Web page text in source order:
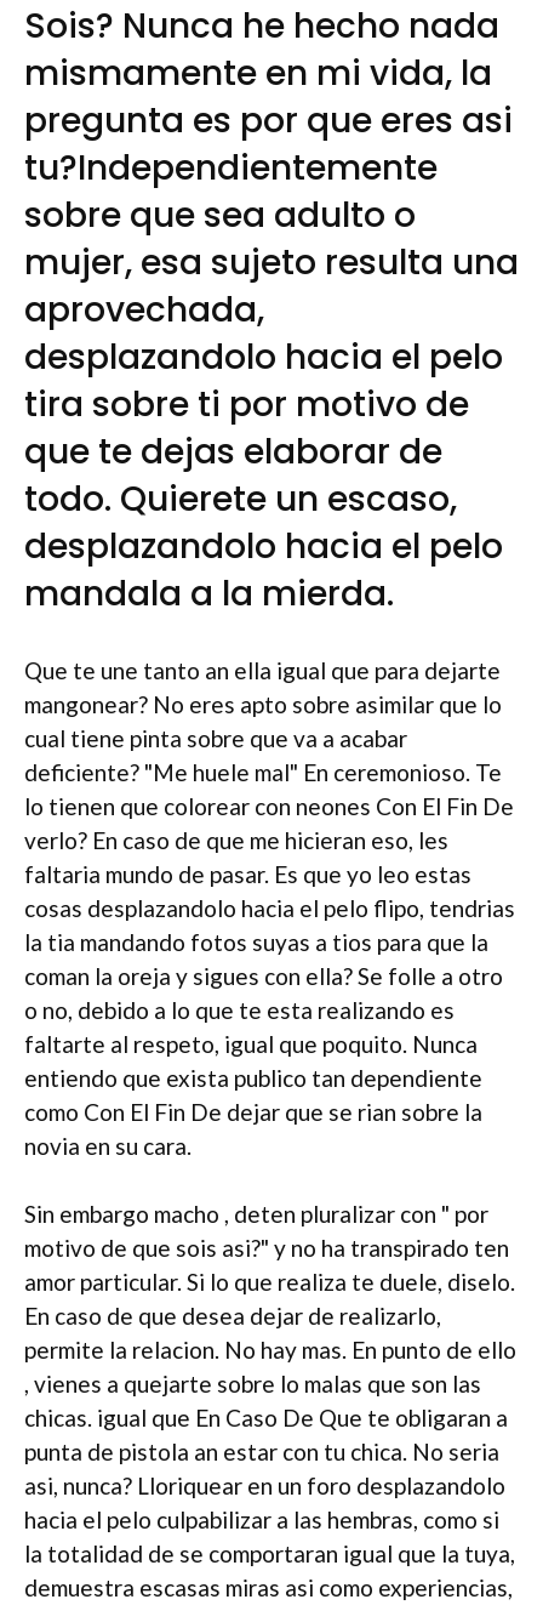
Sois? Nunca he hecho nada
mismamente en mi vida, la
pregunta es por que eres asi
tu?Independientemente
sobre que sea adulto o
mujer, esa sujeto resulta una
aprovechada,
desplazandolo hacia el pelo
tira sobre ti por motivo de
que te dejas elaborar de
todo. Quierete un escaso,
desplazandolo hacia el pelo
mandala a la mierda.
Que te une tanto an ella igual que para dejarte
mangonear? No eres apto sobre asimilar que lo
cual tiene pinta sobre que va a acabar
deficiente? "Me huele mal" En ceremonioso. Te
lo tienen que colorear con neones Con El Fin De
verlo? En caso de que me hicieran eso, les
faltaria mundo de pasar. Es que yo leo estas
cosas desplazandolo hacia el pelo flipo, tendri­as
la tia mandando fotos suyas a tios para que la
coman la oreja y sigues con ella? Se folle a otro
o no, debido a lo que te esta realizando es
faltarte al respeto, igual que poquito. Nunca
entiendo que exista publico tan dependiente
como Con El Fin De dejar que se rian sobre la
novia en su cara.
Sin embargo macho , deten pluralizar con " por
motivo de que sois asi?" y no ha transpirado ten
amor particular. Si lo que realiza te duele, diselo.
En caso de que desea dejar de realizarlo,
permite la relacion. No hay mas. En punto de ello
, vienes a quejarte sobre lo malas que son las
chicas. igual que En Caso De Que te obligaran a
punta de pistola an estar con tu chica. No seri­a
asi, nunca? Lloriquear en un foro desplazandolo
hacia el pelo culpabilizar a las hembras, como si
la totalidad de se comportaran igual que la tuya,
demuestra escasas miras asi­ como experiencias,